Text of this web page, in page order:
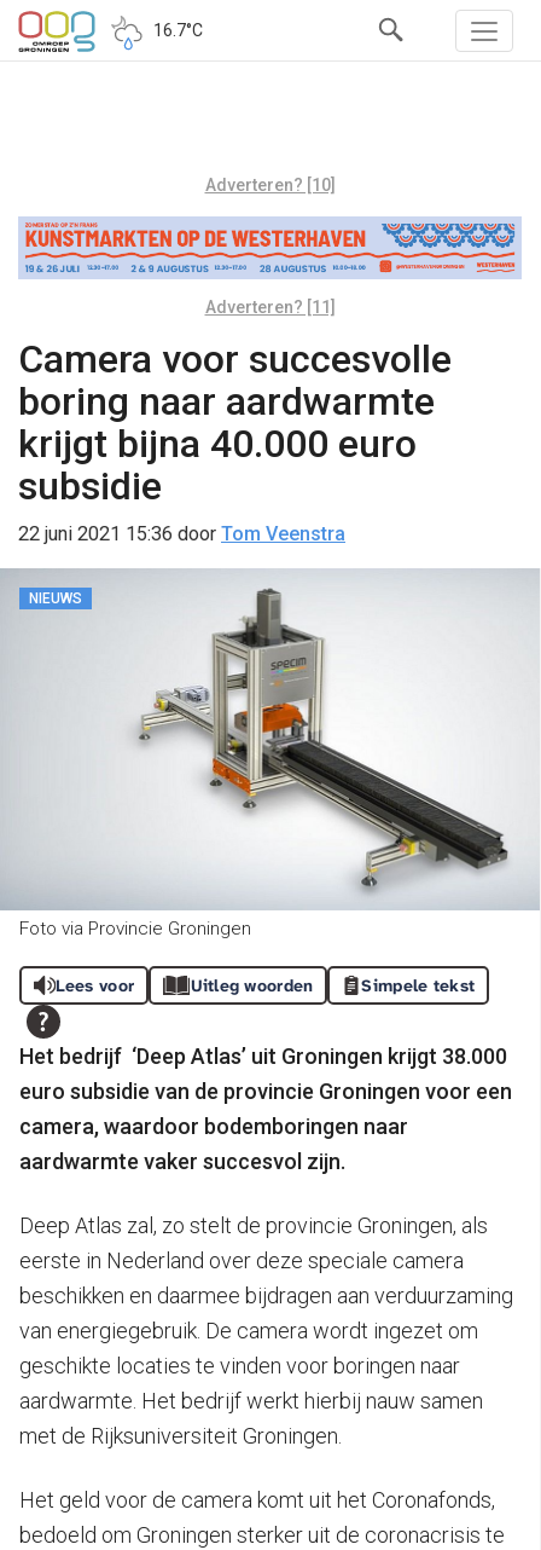
16.7°C
Adverteren? [10]
Adverteren? [11]
Camera voor succesvolle
boring naar aardwarmte
krijgt bijna 40.000 euro
subsidie
22 juni 2021 15:36 door Tom Veenstra
NIEUWS
Foto via Provincie Groningen
Lees voor Uitleg woorden Simpele tekst
Het bedrijf ‘Deep Atlas’ uit Groningen krijgt 38.000
euro subsidie van de provincie Groningen voor een
camera, waardoor bodemboringen naar
aardwarmte vaker succesvol zijn.
Deep Atlas zal, zo stelt de provincie Groningen, als
eerste in Nederland over deze speciale camera
beschikken en daarmee bijdragen aan verduurzaming
van energiegebruik. De camera wordt ingezet om
geschikte locaties te vinden voor boringen naar
aardwarmte. Het bedrijf werkt hierbij nauw samen
met de Rijksuniversiteit Groningen.
Het geld voor de camera komt uit het Coronafonds,
bedoeld om Groningen sterker uit de coronacrisis te